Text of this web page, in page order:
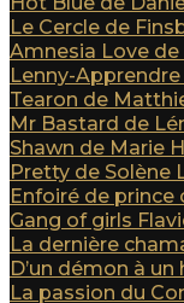
Le Cercle de
Amnesia Love de
Lenny-
Tearon de
Mr Bastard de
Shawn de Marie
Pretty de Solène
Enfoiré de prince
Gang of girls
La dernière
D’un démon à
La passion du